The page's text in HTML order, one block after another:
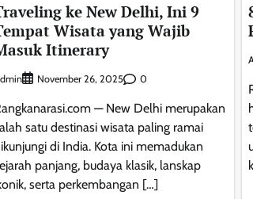
ke New Delhi, Ini 9
Wisata yang Wajib
Itinerary
November 26, 2025 0
— New Delhi merupakan
satu destinasi wisata paling ramai
di India. Kota ini memadukan
panjang, budaya klasik, lanskap
serta perkembangan […]